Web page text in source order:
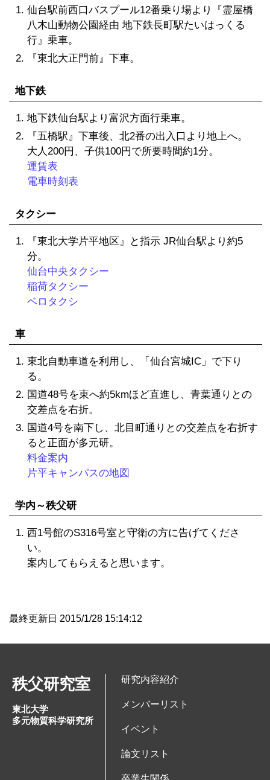
仙台駅前西口バスプール12番乗り場より『霊屋橋
八木山動物公園経由 地下鉄長町駅たいはっくる
行』乗車。
『東北大正門前』下車。
地下鉄
地下鉄仙台駅より富沢方面行乗車。
『五橋駅』下車後、北2番の出入口より地上へ。
大人200円、子供100円で所要時間約1分。
運賃表
電車時刻表
タクシー
『東北大学片平地区』と指示 JR仙台駅より約5
分。
仙台中央タクシー
稲荷タクシー
ベロタクシ
車
東北自動車道を利用し、「仙台宮城IC」で下り
る。
国道48号を東へ約5kmほど直進し、青葉通りとの
交差点を右折。
国道4号を南下し、北目町通りとの交差点を右折す
ると正面が多元研。
料金案内
片平キャンパスの地図
学内～秩父研
西1号館のS316号室と守衛の方に告げてくださ
い。
案内してもらえると思います。
最終更新日 2015/1/28 15:14:12
秩父研究室
東北大学
多元物質科学研究所
研究内容紹介
メンバーリスト
イベント
論文リスト